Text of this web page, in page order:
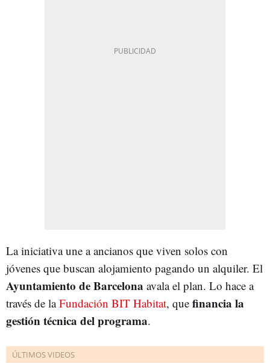
La iniciativa une a ancianos que viven solos con
jóvenes que buscan alojamiento pagando un alquiler. El
Ayuntamiento de Barcelona avala el plan. Lo hace a
través de laFundación BIT Habitat, que financia la
gestión técnica del programa.